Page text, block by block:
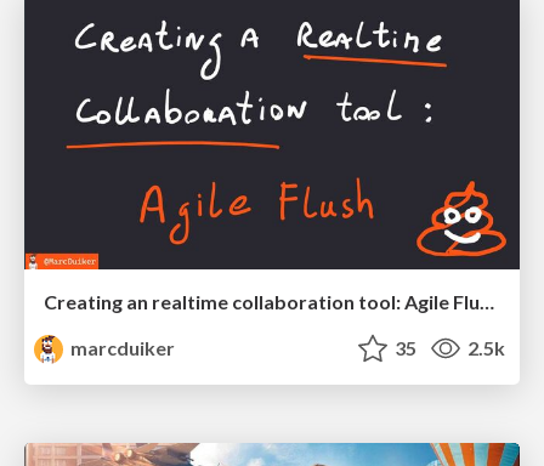
Creating an realtime collaboration tool: Agile Flush - .NET Oxford
marcduiker
35 2.5k